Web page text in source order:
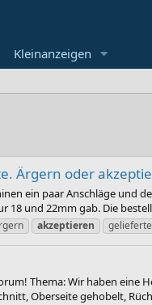
Kleinanzeigen
Ärgern oder
ein paar Anschläge und
18 und 22mm gab. Die
akzeptieren gelieferte
Thema: Wir haben
Oberseite gehobelt,